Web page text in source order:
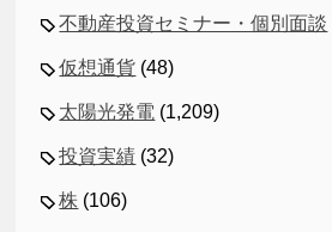
不動産投資セミナー・個別面談
仮想通貨 (48)
太陽光発電 (1,209)
投資実績 (32)
株 (106)